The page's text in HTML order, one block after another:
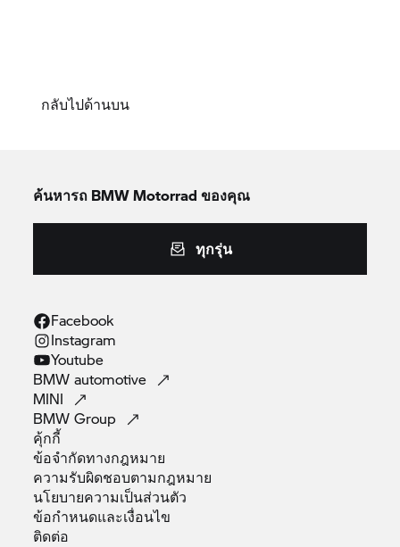
กลับไปด้านบน
ค้นหารถ BMW Motorrad ของคุณ
ทุกรุ่น
Facebook
Instagram
Youtube
BMWautomotive
MINI
BMWGroup
คุ้กกี้
ข้อจำกัดทางกฎหมาย
ความรับผิดชอบตามกฎหมาย
นโยบายความเป็นส่วนตัว
ข้อกำหนดและเงื่อนไข
ติดต่อ